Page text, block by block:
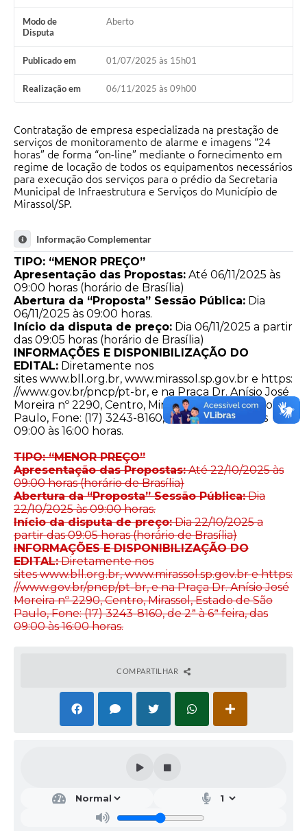
Modo de
Disputa
Aberto
Publicado em 01/07/2025 às 15h01
Realização em 06/11/2025 às 09h00
Contratação de empresa especializada na prestação de
serviços de monitoramento de alarme e imagens “24
horas” de forma “on-line” mediante o fornecimento em
regime de locação de todos os equipamentos necessários
para execução dos serviços para o prédio da Secretaria
Municipal de Infraestrutura e Serviços do Município de
Mirassol/SP.
Informação Complementar
TIPO: “MENOR PREÇO”
Apresentação das Propostas: Até 06/11/2025 às
09:00 horas (horário de Brasília)
Abertura da “Proposta” Sessão Pública: Dia
06/11/2025 às 09:00 horas.
Início da disputa de preço: Dia 06/11/2025 a partir
das 09:05 horas (horário de Brasília)
INFORMAÇÕES E DISPONIBILIZAÇÃO DO
EDITAL: Diretamente nos
sites www.bll.org.br, www.mirassol.sp.gov.br e https:
//www.gov.br/pncp/pt-br, e na Praça Dr. Anísio José
Moreira nº 2290, Centro, Mirassol, Estado de São
Paulo, Fone: (17) 3243-8160, de 2ª à 6ª feira, das
09:00 às 16:00 horas.
TIPO: “MENOR PREÇO”
Apresentação das Propostas:Até 22/10/2025 às
09:00 horas (horário de Brasília)
Abertura da “Proposta” Sessão Pública:Dia
22/10/2025 às 09:00 horas.
Início da disputa de preço:Dia 22/10/2025 a
partir das 09:05 horas (horário de Brasília)
INFORMAÇÕES E DISPONIBILIZAÇÃO DO
EDITAL:Diretamente nos
siteswww.bll.org.br,www.mirassol.sp.gov.brehttps:
//www.gov.br/pncp/pt-br, e na Praça Dr. Anísio José
Moreira nº 2290, Centro, Mirassol, Estado de São
Paulo, Fone: (17) 3243-8160, de 2ª à 6ª feira, das
09:00 às 16:00 horas.
COMPARTILHAR